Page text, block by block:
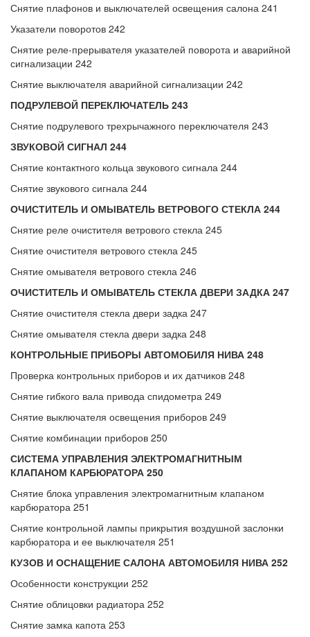
Снятие плафонов и выключателей освещения салона 241
Указатели поворотов 242
Снятие реле-прерывателя указателей поворота и аварийной
сигнализации 242
Снятие выключателя аварийной сигнализации 242
ПОДРУЛЕВОЙ ПЕРЕКЛЮЧАТЕЛЬ 243
Снятие подрулевого трехрычажного переключателя 243
ЗВУКОВОЙ СИГНАЛ 244
Снятие контактного кольца звукового сигнала 244
Снятие звукового сигнала 244
ОЧИСТИТЕЛЬ И ОМЫВАТЕЛЬ ВЕТРОВОГО СТЕКЛА 244
Снятие реле очистителя ветрового стекла 245
Снятие очистителя ветрового стекла 245
Снятие омывателя ветрового стекла 246
ОЧИСТИТЕЛЬ И ОМЫВАТЕЛЬ СТЕКЛА ДВЕРИ ЗАДКА 247
Снятие очистителя стекла двери задка 247
Снятие омывателя стекла двери задка 248
КОНТРОЛЬНЫЕ ПРИБОРЫ АВТОМОБИЛЯ НИВА 248
Проверка контрольных приборов и их датчиков 248
Снятие гибкого вала привода спидометра 249
Снятие выключателя освещения приборов 249
Снятие комбинации приборов 250
СИСТЕМА УПРАВЛЕНИЯ ЭЛЕКТРОМАГНИТНЫМ
КЛАПАНОМ КАРБЮРАТОРА 250
Снятие блока управления электромагнитным клапаном
карбюратора 251
Снятие контрольной лампы прикрытия воздушной заслонки
карбюратора и ее выключателя 251
КУЗОВ И ОСНАЩЕНИЕ САЛОНА АВТОМОБИЛЯ НИВА 252
Особенности конструкции 252
Снятие облицовки радиатора 252
Снятие замка капота 253